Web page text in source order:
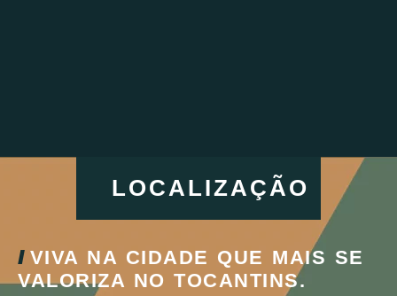
LOCALIZAÇÃO
//VIVA NA CIDADE QUE MAIS SE
VALORIZA NO TOCANTINS.